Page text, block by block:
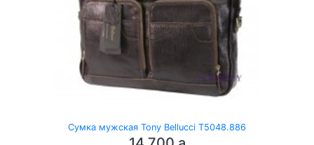
Сумка мужская Tony Bellucci T5048.886